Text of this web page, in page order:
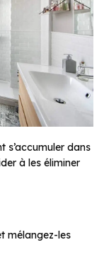
s’accumuler dans
à les éliminer
mélangez-les